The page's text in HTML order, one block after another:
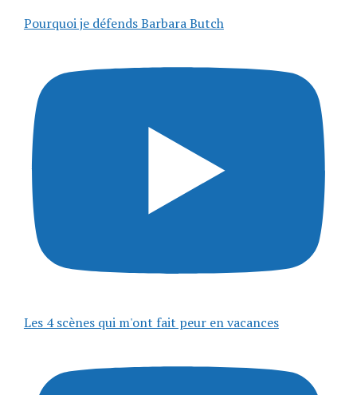
Pourquoi je défends Barbara Butch
Les 4 scènes qui m'ont fait peur en vacances